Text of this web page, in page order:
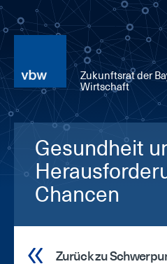
Zukunftsrat der
Wirtschaft
Gesundheit
Chancen
Zurück zu